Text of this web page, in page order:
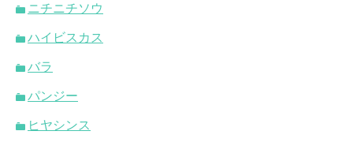
ニチニチソウ
ハイビスカス
バラ
パンジー
ヒヤシンス